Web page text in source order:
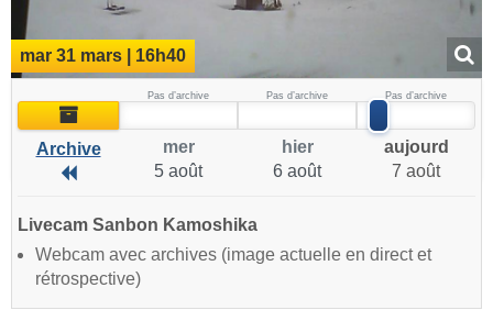
mar 31 mars | 16h40
Archive
Pas d’archive Pas d’archive Pas d’archive
Archive
Archive
mer
5 août
hier
6 août
aujourd
7 août
Livecam Sanbon Kamoshika
Webcam avec archives (image actuelle en direct et
rétrospective)